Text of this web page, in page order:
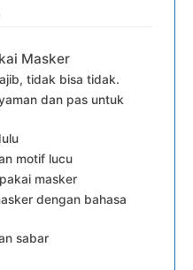
Masker
tidak bisa tidak.
dan pas untuk
motif lucu
masker
dengan bahasa
sabar